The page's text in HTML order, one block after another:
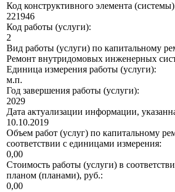
Код конструктивного элемента
221946
Код работы (услуги):
2
Вид работы (услуги) по капитальному
Ремонт внутридомовых инженерных
Единица измерения работы (услуги):
м.п.
Год завершения работы (услуги):
2029
Дата актуализации информации,
10.10.2019
Объем работ (услуг) по капитальному
соответствии с единицами измерения:
0,00
Стоимость работы (услуги) в
планом (планами), руб.:
0,00